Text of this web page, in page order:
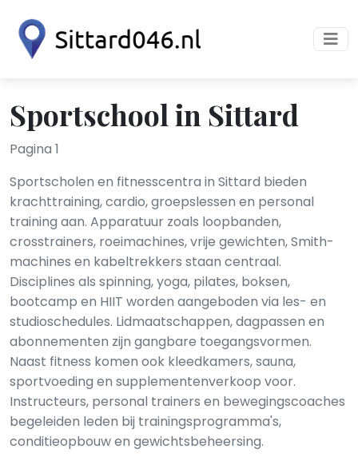
Sportschool in Sittard
Pagina 1
Sportscholen en fitnesscentra in Sittard bieden
krachttraining, cardio, groepslessen en personal
training aan. Apparatuur zoals loopbanden,
crosstrainers, roeimachines, vrije gewichten, Smith-
machines en kabeltrekkers staan centraal.
Disciplines als spinning, yoga, pilates, boksen,
bootcamp en HIIT worden aangeboden via les- en
studioschedules. Lidmaatschappen, dagpassen en
abonnementen zijn gangbare toegangsvormen.
Naast fitness komen ook kleedkamers, sauna,
sportvoeding en supplementenverkoop voor.
Instructeurs, personal trainers en bewegingscoaches
begeleiden leden bij trainingsprogramma's,
conditieopbouw en gewichtsbeheersing.